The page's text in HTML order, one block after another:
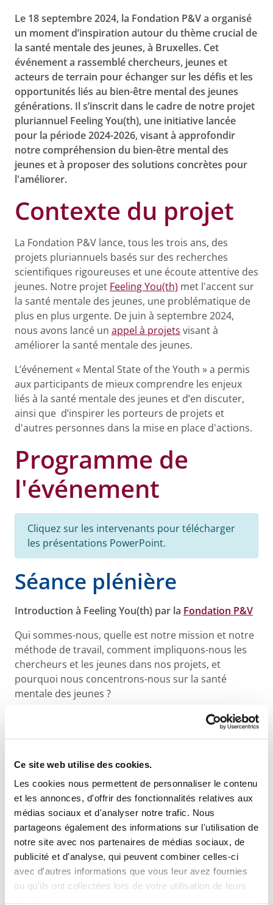
Ce site web utilise des cookies.
Les cookies nous permettent de personnaliser le contenu
et les annonces, d'offrir des fonctionnalités relatives aux
médias sociaux et d'analyser notre trafic. Nous
partageons également des informations sur l'utilisation de
notre site avec nos partenaires de médias sociaux, de
publicité et d'analyse, qui peuvent combiner celles-ci
avec d'autres informations que vous leur avez fournies
ou qu'ils ont collectées lors de votre utilisation de leurs
Le 18 septembre 2024, la Fondation P&V a organisé
un moment d’inspiration autour du thème crucial de
la santé mentale des jeunes, à Bruxelles. Cet
événement a rassemblé chercheurs, jeunes et
acteurs de terrain pour échanger sur les défis et les
opportunités liés au bien-être mental des jeunes
générations. Il s’inscrit dans le cadre de notre projet
pluriannuel Feeling You(th), une initiative lancée
pour la période 2024-2026, visant à approfondir
notre compréhension du bien-être mental des
jeunes et à proposer des solutions concrètes pour
l'améliorer.
Contexte du projet
La Fondation P&V lance, tous les trois ans, des
projets pluriannuels basés sur des recherches
scientifiques rigoureuses et une écoute attentive des
jeunes. Notre projet Feeling You(th) met l'accent sur
la santé mentale des jeunes, une problématique de
plus en plus urgente. De juin à septembre 2024,
nous avons lancé un appel à projets visant à
améliorer la santé mentale des jeunes.
L’événement « Mental State of the Youth » a permis
aux participants de mieux comprendre les enjeux
liés à la santé mentale des jeunes et d’en discuter,
ainsi que d’inspirer les porteurs de projets et
d'autres personnes dans la mise en place d'actions.
Programme de
l'événement
Cliquez sur les intervenants pour télécharger
les présentations PowerPoint.
Séance plénière
Introduction à Feeling You(th) par la Fondation P&V
Qui sommes-nous, quelle est notre mission et notre
méthode de travail, comment impliquons-nous les
chercheurs et les jeunes dans nos projets, et
pourquoi nous concentrons-nous sur la santé
mentale des jeunes ?
Contexte du bien-être mental des jeunes par nos
Olivier
Qu'entendons-nous par bien-être mental des jeunes,
quelle est la situation en Belgique comparée à
d'autres pays, et quels sont les points d'attention
importants que nous identifions ?
Des initiatives inspirantes
ont été présentées